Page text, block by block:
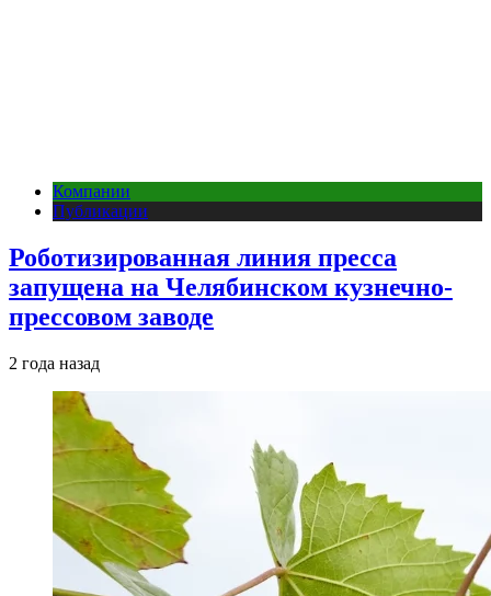
Компании
Публикации
Роботизированная линия пресса
запущена на Челябинском кузнечно-
прессовом заводе
2 года назад